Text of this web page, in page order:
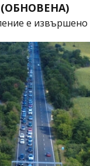
(ОБНОВЕНА)
е